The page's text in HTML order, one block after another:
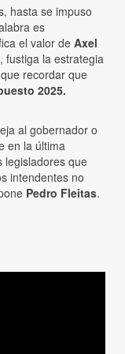
hasta se impuso
es
el valor deAxel
fustiga la estrategia
recordar que
2025.
al gobernador o
en la última
legisladores que
intendentes no
Pedro Fleitas.